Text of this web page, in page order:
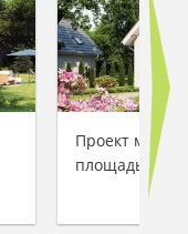
Проект
площадью